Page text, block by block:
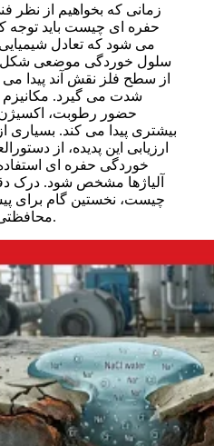
زمانی که بخواهیم از نظر
حفره ای چیست باید توجه
می شود که تعادل
سلول خوردگی موضعی شکل
از سطح فلز نقش آند پیدا
شدت می گیرد. مکانیزم
حضور رطوبت،
بیشتری پیدا می کند. بسیاری
ارزیابی این پدیده، از
خوردگی حفره ای
آلیاژها مشخص شود. درک
چیست، نخستین گام برای
محافظتی مناسب محسوب می شود.